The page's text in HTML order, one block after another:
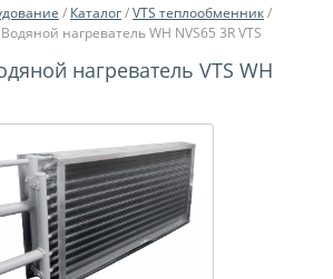
/ Каталог/VTS теплообменник/
нагреватель WH NVS65 3R VTS
нагреватель VTS WH